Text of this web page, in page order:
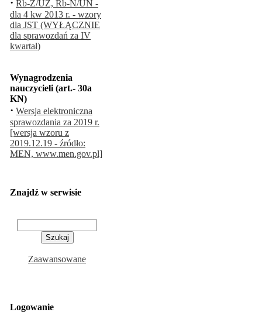
· Rb-Z/UZ, Rb-N/UN -
dla 4 kw 2013 r. - wzory
dla JST (WYŁĄCZNIE
dla sprawozdań za IV
kwartał)
Wynagrodzenia
nauczycieli (art.- 30a
KN)
· Wersja elektroniczna
sprawozdania za 2019 r.
[wersja wzoru z
2019.12.19 - źródło:
MEN, www.men.gov.pl]
Znajdź w serwisie
Zaawansowane
Logowanie